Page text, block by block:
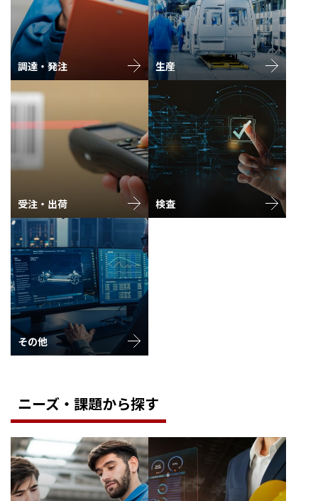
調達・発注 生産
受注・出荷 検査
その他
ニーズ・課題から探す